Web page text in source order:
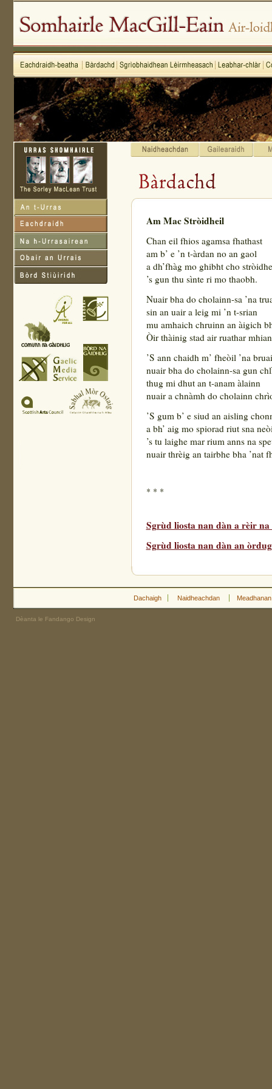
Am Mac Stròidheil
Chan eil fhios agamsa fhathast
am b’ e ’n t-àrdan no an gaol
a dh’fhàg mo ghibht cho
’s gun thu sìnte ri mo thaobh.
Nuair bha do cholainn-sa ’na
sin an uair a leig mi ’n t-srian
mu amhaich chruinn an àigich
Òir thàinig stad air ruathar
’S ann chaidh m’ fheòil ’na
nuair bha do cholainn-sa gun
thug mi dhut an t-anam àlainn
nuair a chnàmh do cholainn
’S gum b’ e siud an aisling
a bh’ aig mo spiorad riut sna
’s tu laighe mar rium anns na
nuair thrèig an tairbhe bha ’nat
* * *
Sgrùd liosta nan dàn a rèir na
Sgrùd liosta nan dàn an
Dachaigh Naidheachdan Meadhanan
Dèanta le Fandango Design